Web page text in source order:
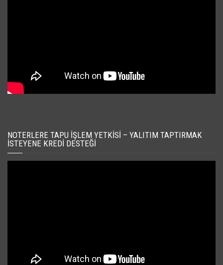
NOTERLERE TAPU İŞLEM YETKISI – YALITIM TAPTIRMAK
İSTEYENE KREDI DESTEĞI